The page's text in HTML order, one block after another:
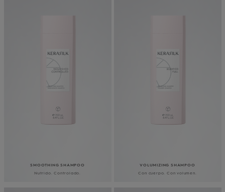
SMOOTHING SHAMPOO
Nutrido. Controlado.
VOLUMIZING SHAMPOO
Con cuerpo. Con volumen.